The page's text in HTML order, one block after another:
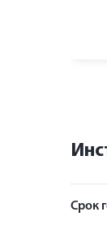
Срок